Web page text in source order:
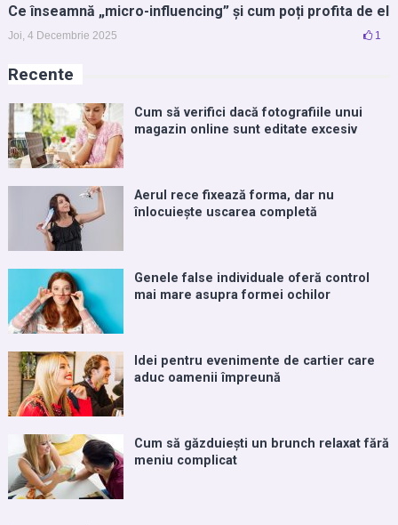
Ce înseamnă „micro-influencing” și cum poți profita de el
Joi, 4 Decembrie 2025 1
Recente
Cum să verifici dacă fotografiile unui
magazin online sunt editate excesiv
Aerul rece fixează forma, dar nu
înlocuiește uscarea completă
Genele false individuale oferă control
mai mare asupra formei ochilor
Idei pentru evenimente de cartier care
aduc oamenii împreună
Cum să găzduiești un brunch relaxat fără
meniu complicat